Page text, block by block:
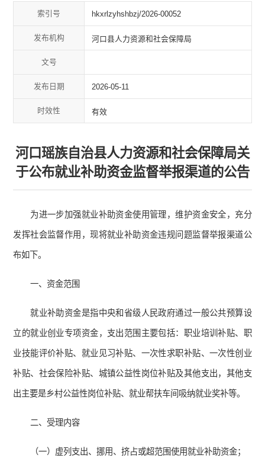
索引号 hkxrlzyhshbzj/2026-00052
发布机构 河口县人力资源和社会保障局
文号
发布日期 2026-05-11
时效性 有效
河口瑶族自治县人力资源和社会保障局关
于公布就业补助资金监督举报渠道的公告
为进一步加强就业补助资金使用管理，维护资金安全，充分
发挥社会监督作用，现将就业补助资金违规问题监督举报渠道公
布如下。
一、资金范围
就业补助资金是指中央和省级人民政府通过一般公共预算设
立的就业创业专项资金，支出范围主要包括：职业培训补贴、职
业技能评价补贴、就业见习补贴、一次性求职补贴、一次性创业
补贴、社会保险补贴、城镇公益性岗位补贴及其他支出，其他支
出主要是乡村公益性岗位补贴、就业帮扶车间吸纳就业奖补等。
二、受理内容
（一）虚列支出、挪用、挤占或超范围使用就业补助资金；